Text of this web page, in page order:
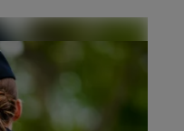
d'agriculture
aux
venir en aide...